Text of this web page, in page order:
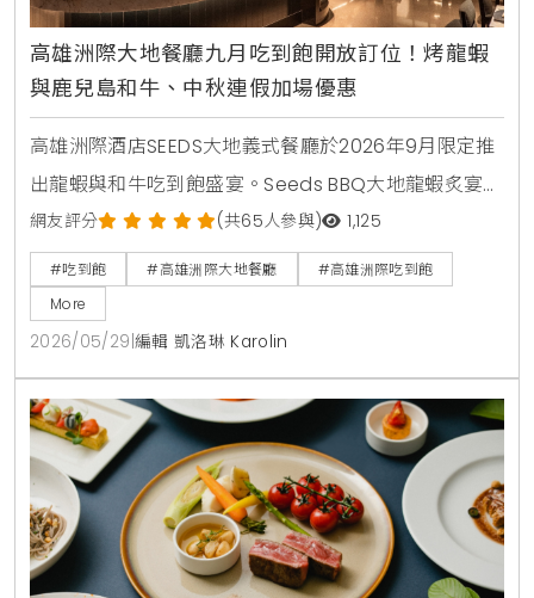
高雄洲際大地餐廳九月吃到飽開放訂位！烤龍蝦
與鹿兒島和牛、中秋連假加場優惠
高雄洲際酒店SEEDS大地義式餐廳於2026年9月限定推
出龍蝦與和牛吃到飽盛宴。Seeds BBQ大地龍蝦炙宴於
中秋連假加場，Seeds和牛珍饌則集結鹿兒島A4和牛與
美國肋眼。活動於6月1日上午11:00開放預訂。
網友評分 (共65人參與) 1,125
#吃到飽 #高雄洲際大地餐廳
#高雄洲際吃到飽
More
2026/05/29 編輯 凱洛琳 Karolin